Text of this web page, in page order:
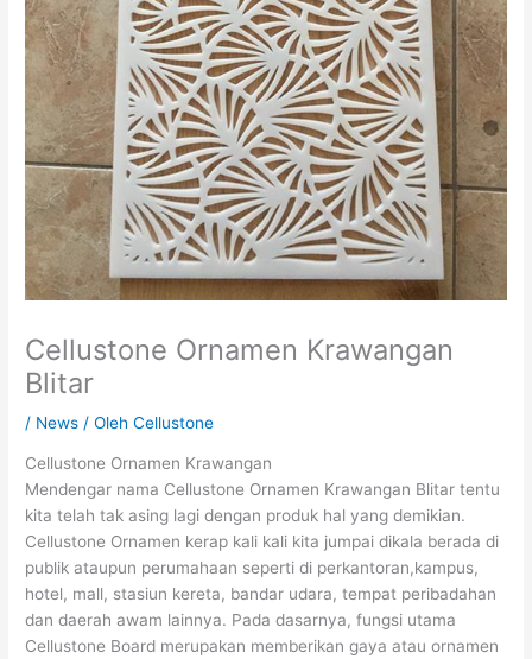
Cellustone Ornamen Krawangan
Blitar
/ News / OlehCellustone
Cellustone Ornamen Krawangan
Mendengar nama Cellustone Ornamen Krawangan Blitar tentu
kita telah tak asing lagi dengan produk hal yang demikian.
Cellustone Ornamen kerap kali kali kita jumpai dikala berada di
publik ataupun perumahaan seperti di perkantoran,kampus,
hotel, mall, stasiun kereta, bandar udara, tempat peribadahan
dan daerah awam lainnya. Pada dasarnya, fungsi utama
Cellustone Board merupakan memberikan gaya atau ornamen